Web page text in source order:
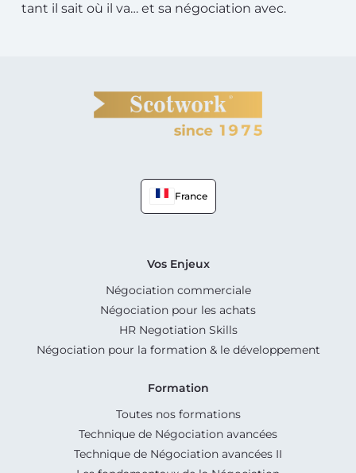
tant il sait où il va… et sa négociation avec.
France
Vos Enjeux
Négociation commerciale
Négociation pour les achats
HR Negotiation Skills
Négociation pour la formation & le développement
Formation
Toutes nos formations
Technique de Négociation avancées
Technique de Négociation avancées II